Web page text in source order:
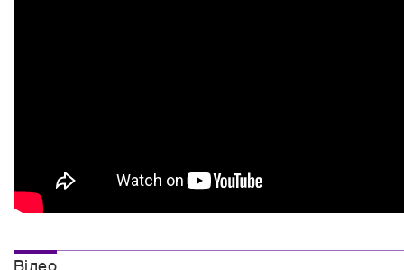
Вiдео